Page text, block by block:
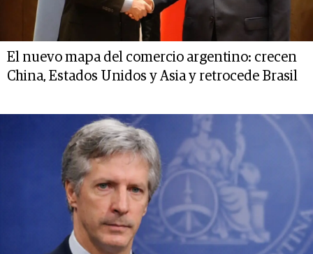
El nuevo mapa del comercio argentino: crecen
China, Estados Unidos y Asia y retrocede Brasil